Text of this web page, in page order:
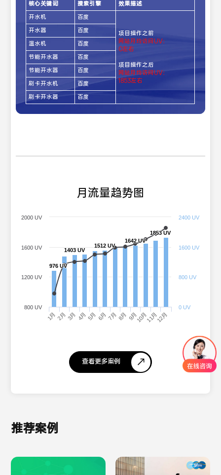
核心关键词 搜索引擎
效果描述
开水机
百度
项目操作之前
网站月均访问UV：
0左右
项目操作之后
网站月均访问UV：
1853左右
开水器
百度
温水机
百度
节能开水器
百度
节能开水器
百度
刷卡开水机
百度
刷卡开水器
百度
月流量趋势图
976 UV
976 UV
1403 UV
1403 UV
1512 UV
1512 UV
1642 UV
1642 UV
1853 UV
1853 UV
1月 2月 3月 4月5月 6月7月 8月 9月10月11月12月
800 UV
1200 UV
1600 UV
2000 UV
0 UV
800 UV
1600 UV
2400 UV
查看更多案例
推荐案例